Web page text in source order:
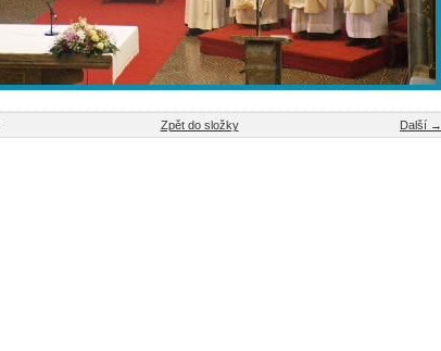
Další →
Zpět do složky